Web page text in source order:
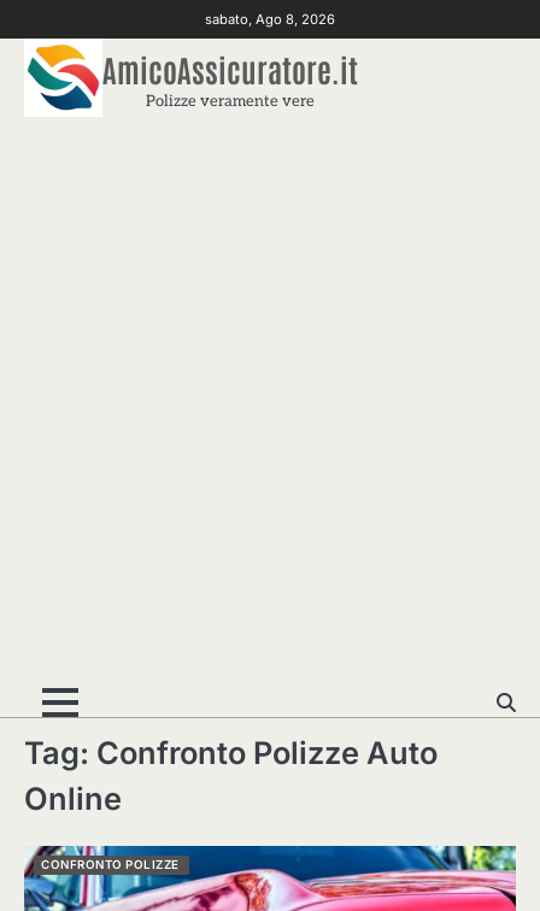
to
content
sabato, Ago 8, 2026
AmicoAssicuratore.it
Polizze veramente vere
Tag: Confronto Polizze Auto
Online
CONFRONTO POLIZZE